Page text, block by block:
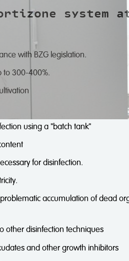
system
with BZG legislation.
to 300-400%.
using a "batch tank"
for disinfection.
accumulation of dead
other disinfection techniques
and other growth inhibitors